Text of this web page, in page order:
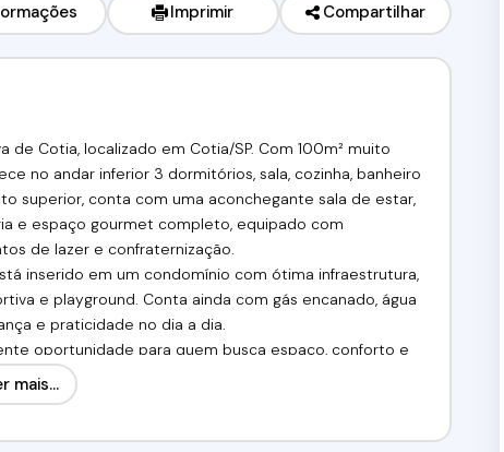
Imprimir Compartilhar
Cotia, localizado em Cotia/SP. Com 100m² muito
no andar inferior 3 dormitórios, sala, cozinha, banheiro
superior, conta com uma aconchegante sala de estar,
e espaço gourmet completo, equipado com
de lazer e confraternização.
inserido em um condomínio com ótima infraestrutura,
e playground. Conta ainda com gás encanado, água
e praticidade no dia a dia.
oportunidade para quem busca espaço, conforto e
Entre em contato para mais informações e agende sua
mais...